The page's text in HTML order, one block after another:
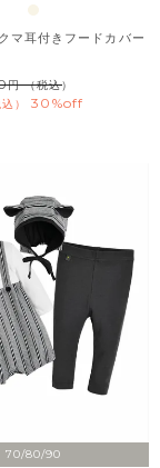
マ耳付きフードカバー
（税込）
30%off
70/80/90